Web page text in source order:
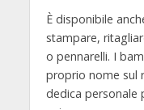
È disponibile
stampare,
o pennarelli. I
proprio nome sul
dedica personale